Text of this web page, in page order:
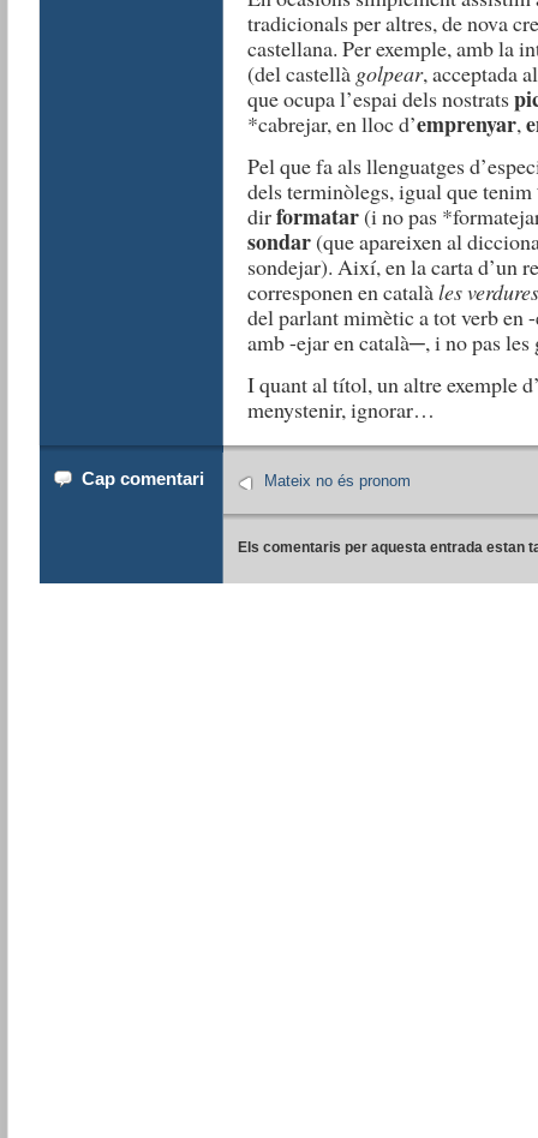
tradicionals per altres, de nova
castellana. Per exemple, amb la
(del castellà golpear, acceptada
que ocupa l’espai dels nostrats
*cabrejar, en lloc d’emprenyar,
Pel que fa als llenguatges
dels terminòlegs, igual que tenim
dirformatar (i no pas
sondar(que apareixen al
sondejar). Així, en la carta d’un
corresponen en catalàles
del parlant mimètic a tot verb en
amb -ejar en català─, i no pas les
I quant al títol, un altre exemple
menystenir, ignorar…
Cap comentari Mateix no és pronom
Els comentaris per aquesta entrada estan